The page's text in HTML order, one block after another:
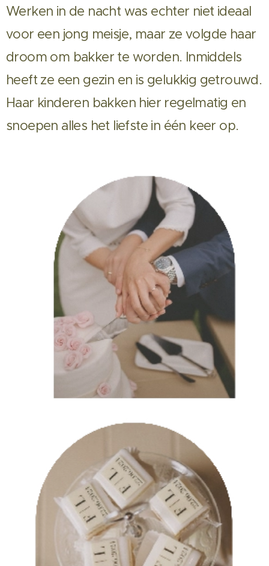
Werken in de nacht was echter niet ideaal
voor een jong meisje, maar ze volgde haar
droom om bakker te worden. Inmiddels
heeft ze een gezin en is gelukkig getrouwd.
Haar kinderen bakken hier regelmatig en
snoepen alles het liefste in één keer op.